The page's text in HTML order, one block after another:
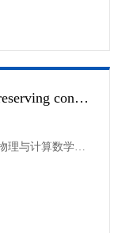
Positivity-preserving and symmetry-preserving conservative Lagrangian schemes for compressible Euler equations in 2D cylindrical coordinates
理与计算数学研